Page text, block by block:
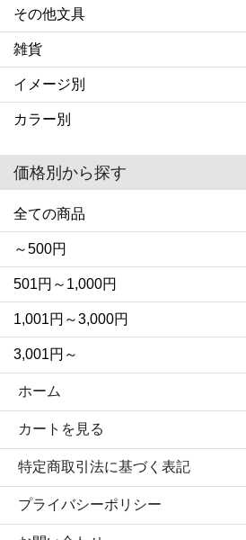
その他文具
雑貨
イメージ別
カラー別
価格別から探す
全ての商品
～500円
501円～1,000円
1,001円～3,000円
3,001円～
ホーム
カートを見る
特定商取引法に基づく表記
プライバシーポリシー